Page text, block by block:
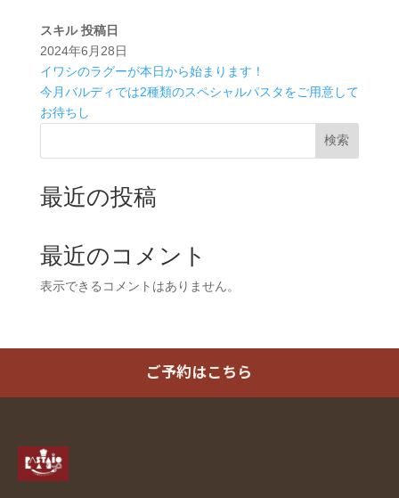
スキル 投稿日
2024年6月28日
イワシのラグーが本日から始まります！
今月バルディでは2種類のスペシャルパスタをご用意して
お待ちし
検索
最近の投稿
最近のコメント
表示できるコメントはありません。
ご予約はこちら